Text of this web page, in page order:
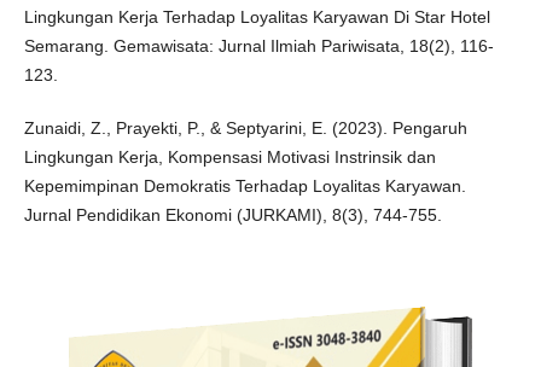
Lingkungan Kerja Terhadap Loyalitas Karyawan Di Star Hotel
Semarang. Gemawisata: Jurnal Ilmiah Pariwisata, 18(2), 116-
123.
Zunaidi, Z., Prayekti, P., & Septyarini, E. (2023). Pengaruh
Lingkungan Kerja, Kompensasi Motivasi Instrinsik dan
Kepemimpinan Demokratis Terhadap Loyalitas Karyawan.
Jurnal Pendidikan Ekonomi (JURKAMI), 8(3), 744-755.